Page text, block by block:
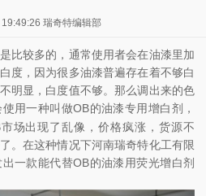
瑞奇特编辑部
比较多的，通常使用者会在油漆里加
度，因为很多油漆普遍存在着不够白
明显，白度值不够。那么调出来的色
用一种叫做OB的油漆专用增白剂 ，
场出现了乱像，价格疯涨，货源不
。在这种情况下河南瑞奇特化工有限
一款能代替OB的油漆用荧光增白剂